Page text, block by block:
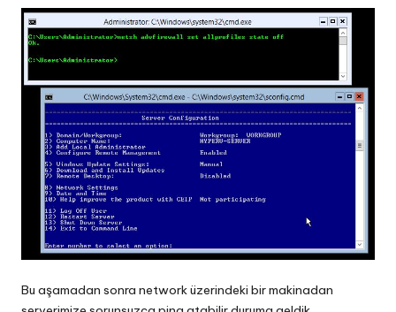
Bu aşamadan sonra network üzerindeki bir makinadan